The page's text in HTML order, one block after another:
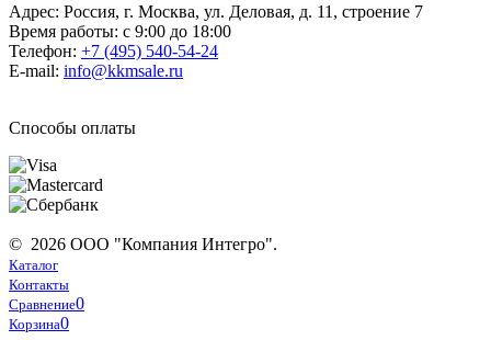
Адрес: Россия, г. Москва, ул. Деловая, д. 11, строение 7
Время работы: с 9:00 до 18:00
Телефон: +7 (495) 540-54-24
E-mail: info@kkmsale.ru
Способы оплаты
© 2026 ООО "Компания Интегро".
Каталог
Контакты
Сравнение0
Корзина0